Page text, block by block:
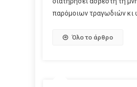
παρόμοιων τραγωδιών κι
Όλο το άρθρο